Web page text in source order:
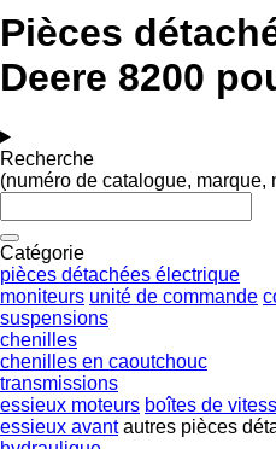
Pièces
Deere 8200
Recherche
(numéro de catalogue, marque,
Catégorie
pièces détachées électrique
moniteurs unité de commande
suspensions
chenilles
chenilles en caoutchouc
transmissions
essieux moteurs boîtes de
essieux avant autres pièces